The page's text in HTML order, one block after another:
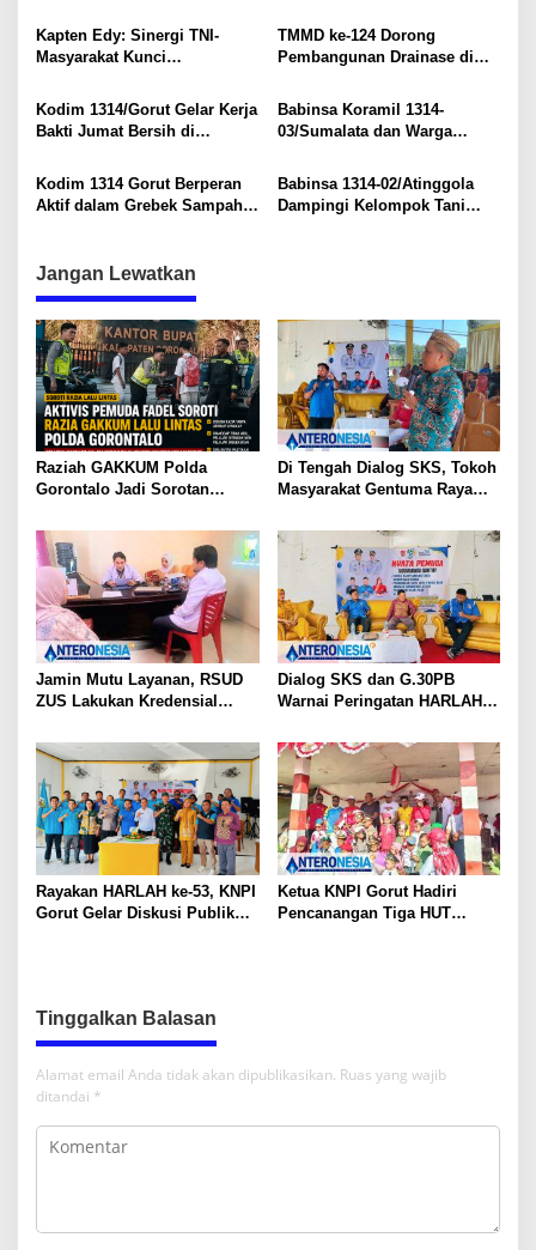
o
Komitmen Keselamatan
Warga
Kapten Edy: Sinergi TNI-
Masyarakat Kunci
Botungobungo
TMMD ke-124 Dorong
Pembangunan Drainase di
Antusias Terlibat
Kodim 1314/Gorut Gelar Kerja
Bakti Jumat Bersih di
Tempat Ibadah
Babinsa Koramil 1314-
03/Sumalata dan Warga
Jembatan Darurat di Desa
Kikia
Kodim 1314 Gorut Berperan
Aktif dalam Grebek Sampah
Babinsa 1314-02/Atinggola
Dampingi Kelompok Tani
Jangan Lewatkan
Raziah GAKKUM Polda
Gorontalo Jadi Sorotan
Evaluasi Petugas
Di Tengah Dialog SKS, Tokoh
Masyarakat Gentuma Raya
Kematian Remaja yang Masih
Misteri
Jamin Mutu Layanan, RSUD
ZUS Lakukan Kredensial
Konservasi Gigi
Dialog SKS dan G.30PB
Warnai Peringatan HARLAH
Rayakan HARLAH ke-53, KNPI
Gorut Gelar Diskusi Publik
Ketua KNPI Gorut Hadiri
Pencanangan Tiga HUT
Tinggalkan Balasan
Alamat email Anda tidak akan dipublikasikan. Ruas yang wajib
ditandai *